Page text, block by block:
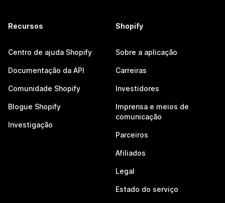
Recursos
Centro de ajuda Shopify
Documentação da API
Comunidade Shopify
Blogue Shopify
Investigação
Shopify
Sobre a aplicação
Carreiras
Investidores
Imprensa e meios de
comunicação
Parceiros
Afiliados
Legal
Estado do serviço